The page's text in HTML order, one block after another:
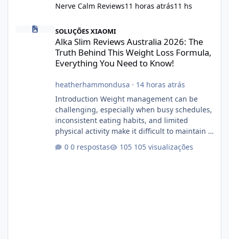
Nerve Calm Reviews11 horas atrás11 hs
Alka Slim Reviews Australia 2026: The Truth Behind This
SOLUÇÕES XIAOMI
Alka Slim Reviews Australia 2026: The
Truth Behind This Weight Loss Formula,
Everything You Need to Know!
heatherhammondusa · 14 horas atrás
Introduction Weight management can be
challenging, especially when busy schedules,
inconsistent eating habits, and limited
physical activity make it difficult to maintain a
healthy routine. As a result, many people look
for dietary supplements that may
0 respostas 105 visualizações